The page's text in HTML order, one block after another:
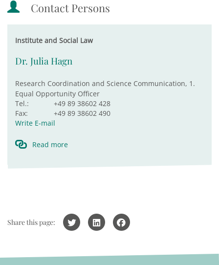
Contact Persons
Institute and Social Law
Dr. Julia Hagn
Research Coordination and Science Communication, 1.
Equal Opportunity Officer
Tel.:
+49 89 38602 428
Fax:
+49 89 38602 490
Write E-mail
Read more
Share this page: